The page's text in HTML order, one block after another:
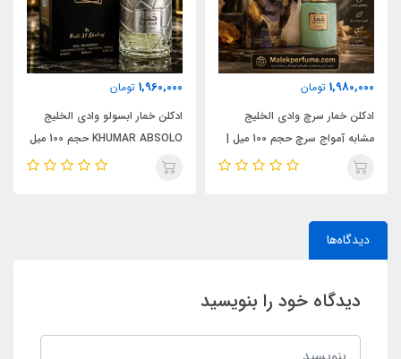
1,980,000 تومان
ادکلن خمار سرچ وادی الخلیج
مشابه آمواج سرچ حجم 100 میل |
KHUMAR Search Eau de
1,960,000 تومان
ادکلن خمار ابسولو وادی الخلیج
KHUMAR ABSOLO حجم 100 میل
| مشابه اورجینال ایو سن لورن مای
دیدگاه‌ها
دیدگاه خود را بنویسید